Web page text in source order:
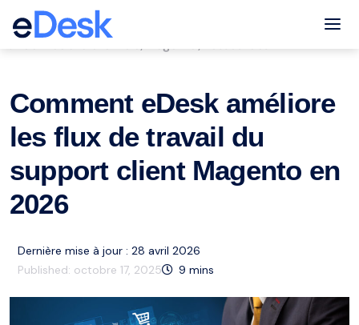
eCommerce Support Central
Comment eDesk améliore
les flux de travail du
support client Magento en
2026
Dernière mise à jour : 28 avril 2026
Published: octobre 17, 2025 9 mins